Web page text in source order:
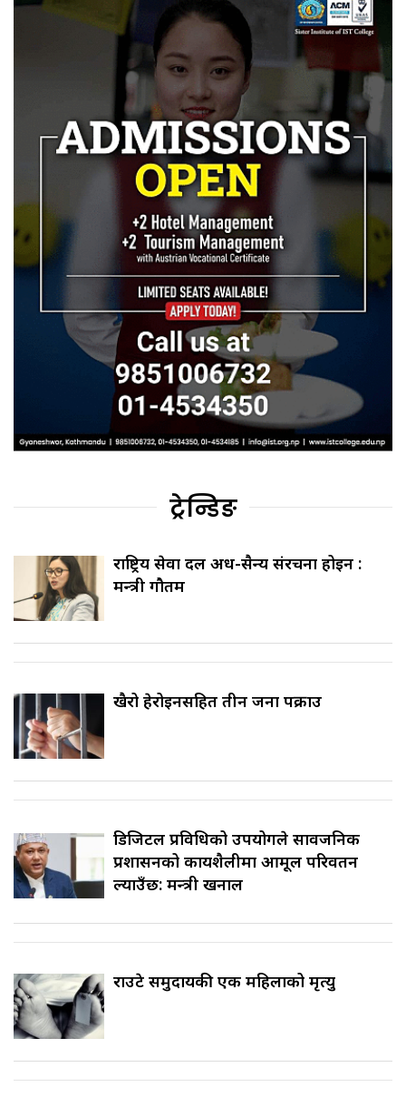
ट्रेन्डिङ
राष्ट्रिय सेवा दल अर्ध-सैन्य संरचना होइन :
मन्त्री गौतम
खैरो हेरोइनसहित तीन जना पक्राउ
डिजिटल प्रविधिको उपयोगले सार्वजनिक
प्रशासनको कार्यशैलीमा आमूल परिवर्तन
ल्याउँछ: मन्त्री खनाल
राउटे समुदायकी एक महिलाको मृत्यु